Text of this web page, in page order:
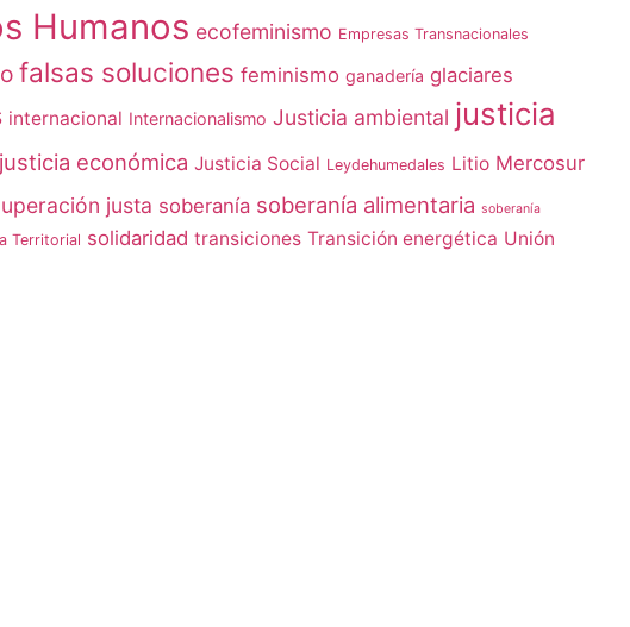
Humanos ecofeminismo Empresas Transnacionales
falsas soluciones feminismo ganadería glaciares
internacional Internacionalismo Justicia ambiental justicia
justicia económica Justicia Social Leydehumedales Litio Mercosur
justa soberanía soberanía alimentaria soberanía
Territorial solidaridad transiciones Transición energética Unión